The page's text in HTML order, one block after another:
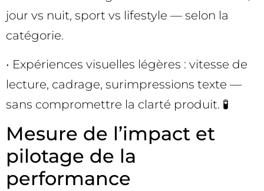
jour vs nuit, sport vs lifestyle — selon la
catégorie.
• Expériences visuelles légères : vitesse de
lecture, cadrage, surimpressions texte —
sans compromettre la clarté produit. 🧪
Mesure de l’impact et
pilotage de la
performance